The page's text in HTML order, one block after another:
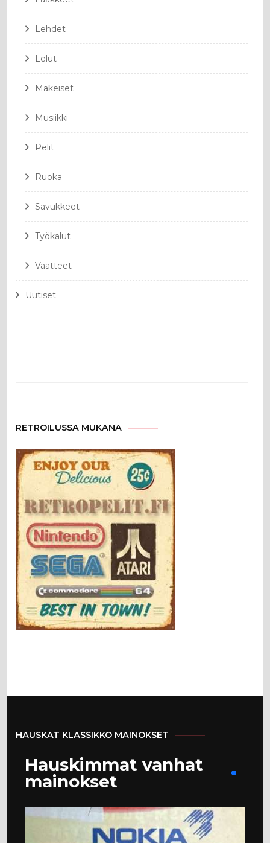
Lehdet
Lelut
Makeiset
Musiikki
Pelit
Ruoka
Savukkeet
Työkalut
Vaatteet
Uutiset
RETROILUSSA MUKANA
HAUSKAT KLASSIKKO MAINOKSET
Hauskimmat vanhat
mainokset